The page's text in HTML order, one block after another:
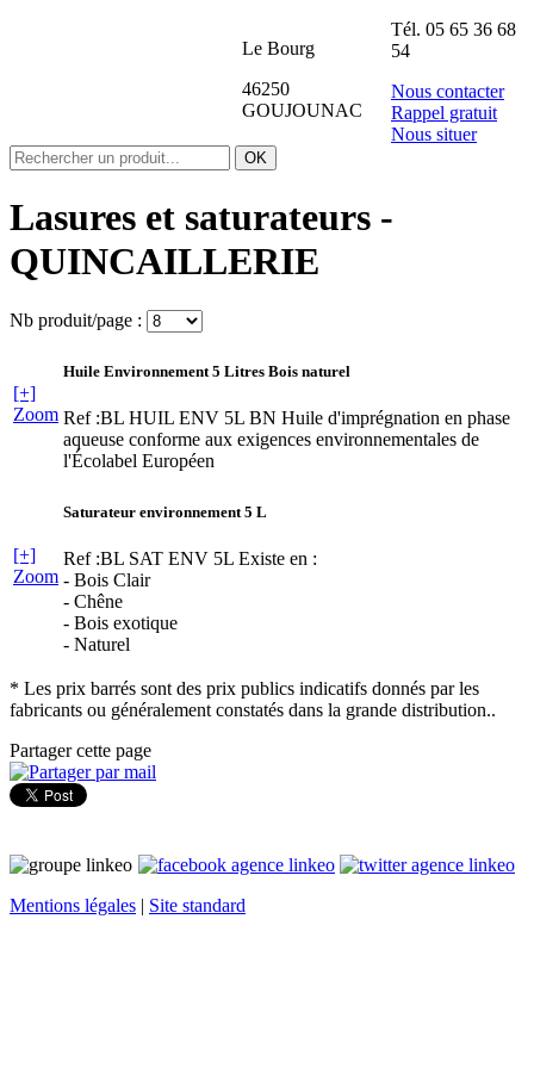
Le Bourg
46250
GOUJOUNAC
Tél. 05 65 36 68
54
Nous contacter
Rappel gratuit
Nous situer
Lasures et saturateurs -
QUINCAILLERIE
Nb produit/page :
[+]
Zoom
Huile Environnement 5 Litres Bois naturel
Ref :BL HUIL ENV 5L BN Huile d'imprégnation en phase
aqueuse conforme aux exigences environnementales de
l'Écolabel Européen
[+]
Zoom
Saturateur environnement 5 L
Ref :BL SAT ENV 5L Existe en :
- Bois Clair
- Chêne
- Bois exotique
- Naturel
* Les prix barrés sont des prix publics indicatifs donnés par les
fabricants ou généralement constatés dans la grande distribution..
Partager cette page
Mentions légales | Site standard